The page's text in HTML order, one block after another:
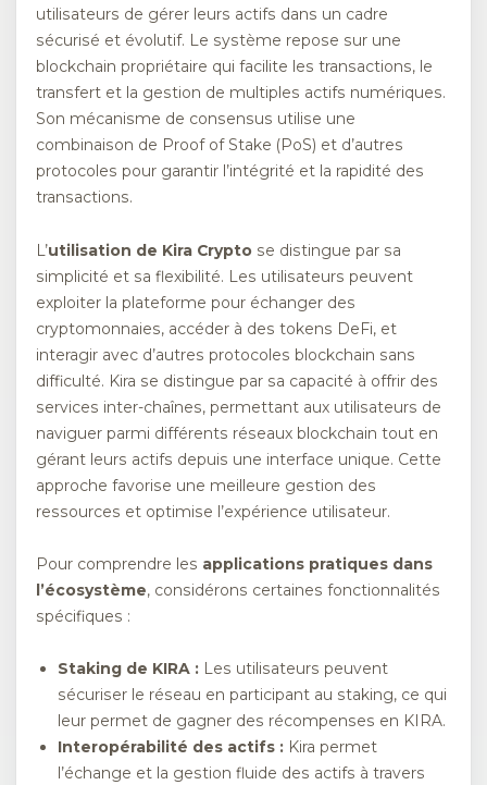
utilisateurs de gérer leurs actifs dans un cadre
sécurisé et évolutif. Le système repose sur une
blockchain propriétaire qui facilite les transactions, le
transfert et la gestion de multiples actifs numériques.
Son mécanisme de consensus utilise une
combinaison de Proof of Stake (PoS) et d’autres
protocoles pour garantir l’intégrité et la rapidité des
transactions.
L’utilisation de Kira Crypto se distingue par sa
simplicité et sa flexibilité. Les utilisateurs peuvent
exploiter la plateforme pour échanger des
cryptomonnaies, accéder à des tokens DeFi, et
interagir avec d’autres protocoles blockchain sans
difficulté. Kira se distingue par sa capacité à offrir des
services inter-chaînes, permettant aux utilisateurs de
naviguer parmi différents réseaux blockchain tout en
gérant leurs actifs depuis une interface unique. Cette
approche favorise une meilleure gestion des
ressources et optimise l’expérience utilisateur.
Pour comprendre les applications pratiques dans
l’écosystème, considérons certaines fonctionnalités
spécifiques :
Staking de KIRA : Les utilisateurs peuvent
sécuriser le réseau en participant au staking, ce qui
leur permet de gagner des récompenses en KIRA.
Interopérabilité des actifs : Kira permet
l’échange et la gestion fluide des actifs à travers